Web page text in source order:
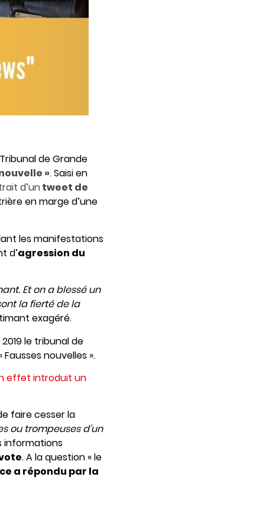
de Grande
».Saisi en
d’untweet de
en marge d’une
les manifestations
d’agression du
Et on a blessé un
la fierté de la
exagéré.
le tribunal de
nouvelles ».
effet introduit un
faire cesser la
ou trompeuses d’un
informations
. A la question « le
a répondu par la